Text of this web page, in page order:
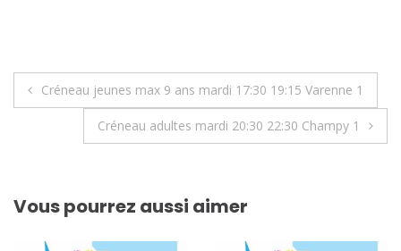
Navigation
Créneau jeunes max 9 ans mardi 17:30 19:15 Varenne 1
Créneau adultes mardi 20:30 22:30 Champy 1
Vous pourrez aussi aimer